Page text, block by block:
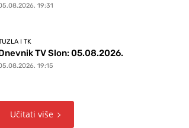
19:31
I TK
TV Slon: 05.08.2026.
19:15
Učitati više